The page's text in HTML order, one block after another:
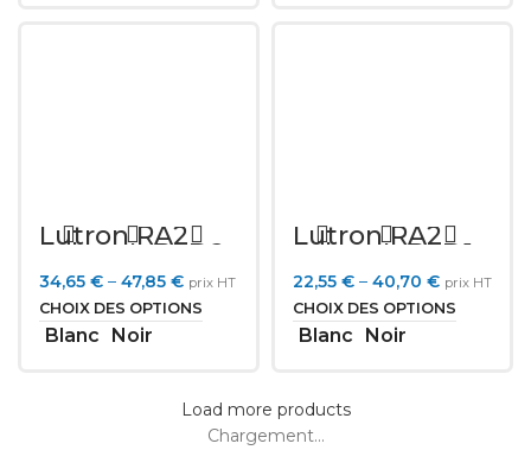
Lutron RA2
Select L-PED2
34,65 € – 47,85 € prix HT
CHOIX DES OPTIONS
Blanc Noir
Lutron RA2
Select L-PED1
22,55 € – 40,70 € prix HT
CHOIX DES OPTIONS
Blanc Noir
Load more products
Chargement...